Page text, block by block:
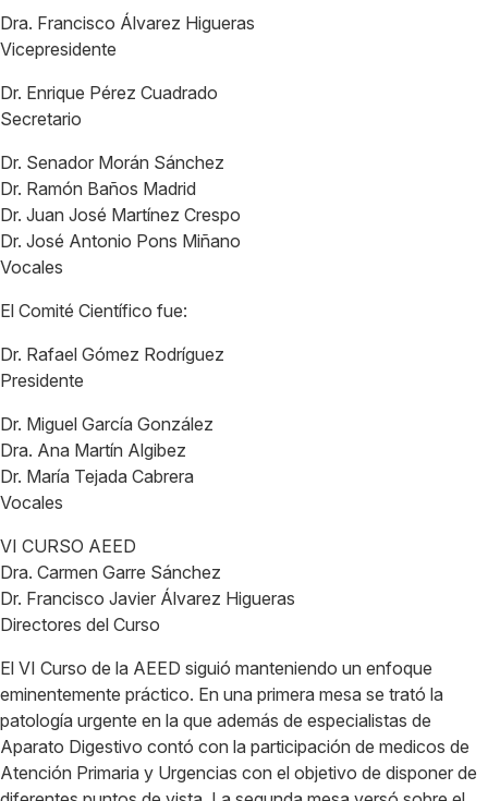
Dra. Francisco Álvarez Higueras
Vicepresidente
Dr. Enrique Pérez Cuadrado
Secretario
Dr. Senador Morán Sánchez
Dr. Ramón Baños Madrid
Dr. Juan José Martínez Crespo
Dr. José Antonio Pons Miñano
Vocales
El Comité Científico fue:
Dr. Rafael Gómez Rodríguez
Presidente
Dr. Miguel García González
Dra. Ana Martín Algibez
Dr. María Tejada Cabrera
Vocales
VI CURSO AEED
Dra. Carmen Garre Sánchez
Dr. Francisco Javier Álvarez Higueras
Directores del Curso
El VI Curso de la AEED siguió manteniendo un enfoque
eminentemente práctico. En una primera mesa se trató la
patología urgente en la que además de especialistas de
Aparato Digestivo contó con la participación de medicos de
Atención Primaria y Urgencias con el objetivo de disponer de